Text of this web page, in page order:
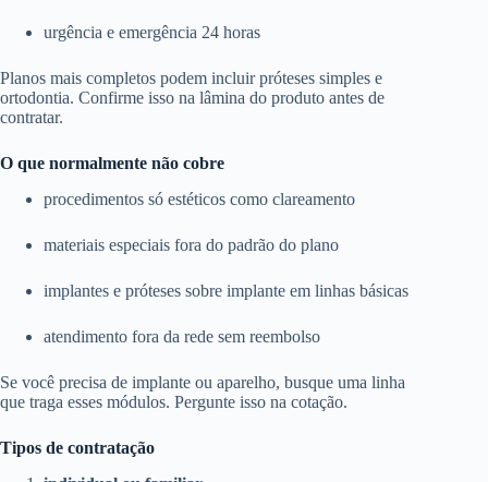
urgência e emergência 24 horas
Planos mais completos podem incluir próteses simples e
ortodontia. Confirme isso na lâmina do produto antes de
contratar.
O que normalmente não cobre
procedimentos só estéticos como clareamento
materiais especiais fora do padrão do plano
implantes e próteses sobre implante em linhas básicas
atendimento fora da rede sem reembolso
Se você precisa de implante ou aparelho, busque uma linha
que traga esses módulos. Pergunte isso na cotação.
Tipos de contratação